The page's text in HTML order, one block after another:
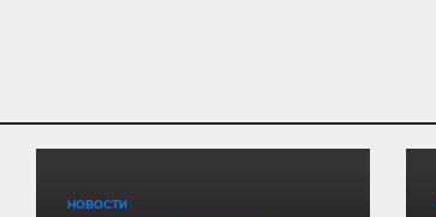
НОВОСТИ